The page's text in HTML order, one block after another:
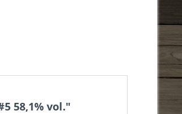
58,1% vol."